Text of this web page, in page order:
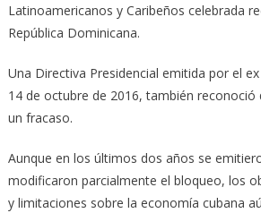
Latinoamericanos y Caribeños celebrada
República Dominicana.
Una Directiva Presidencial emitida por el
14 de octubre de 2016, también reconoció
un fracaso.
Aunque en los últimos dos años se
modificaron parcialmente el bloqueo, los
y limitaciones sobre la economía cubana